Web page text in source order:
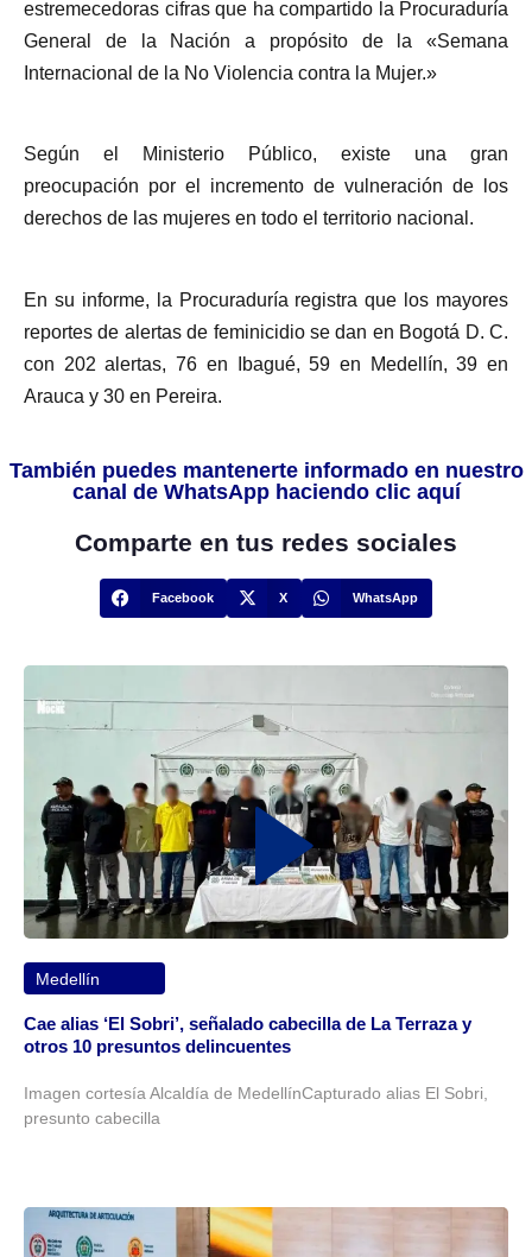
estremecedoras cifras que ha compartido la Procuraduría
General de la Nación a propósito de la «Semana
Internacional de la No Violencia contra la Mujer.»
Según el Ministerio Público, existe una gran
preocupación por el incremento de vulneración de los
derechos de las mujeres en todo el territorio nacional.
En su informe, la Procuraduría registra que los mayores
reportes de alertas de feminicidio se dan en Bogotá D. C.
con 202 alertas, 76 en Ibagué, 59 en Medellín, 39 en
Arauca y 30 en Pereira.
También puedes mantenerte informado en nuestro
canal de WhatsApp haciendo clic aquí
Comparte en tus redes sociales
Facebook X WhatsApp
Medellín
Cae alias ‘El Sobri’, señalado cabecilla de La Terraza y
otros 10 presuntos delincuentes
Imagen cortesía Alcaldía de MedellínCapturado alias El Sobri,
presunto cabecilla